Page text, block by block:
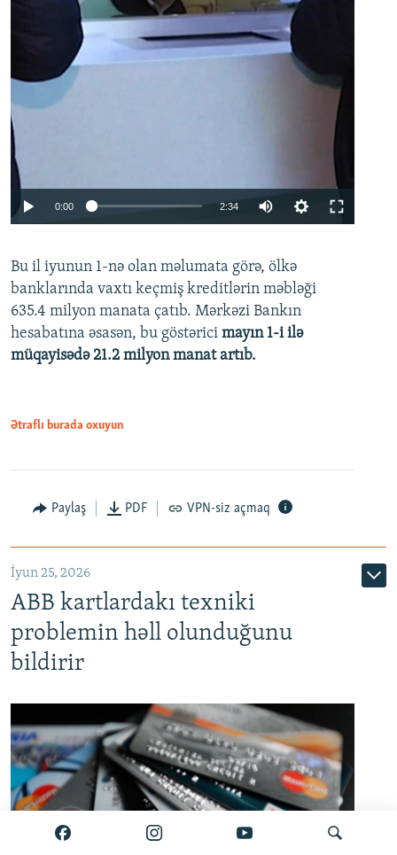
Auto 240p 360p 480p
720p 1080p
0:00 2:34
360p
480p
720p
Bu il iyunun 1-nə olan məlumata görə, ölkə
banklarında vaxtı keçmiş kreditlərin məbləği
635.4 milyon manata çatıb. Mərkəzi Bankın
hesabatına əsasən, bu göstərici mayın 1-i ilə
müqayisədə 21.2 milyon manat artıb.
Ətraflı burada oxuyun
Paylaş PDF VPN-siz açmaq
İyun 25, 2026
ABB kartlardakı texniki
problemin həll olunduğunu
bildirir